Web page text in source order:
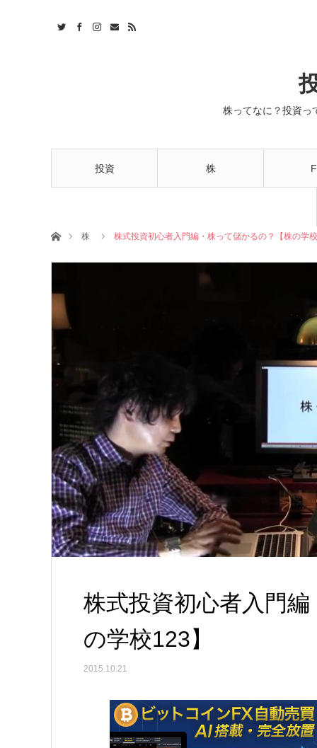
株ってなに？投資っ
投資 株
ホーム株 株式投資初心者入門編・株って儲かるの？【株の学
株式投資初心者入門
の学校123】
2015.10.21